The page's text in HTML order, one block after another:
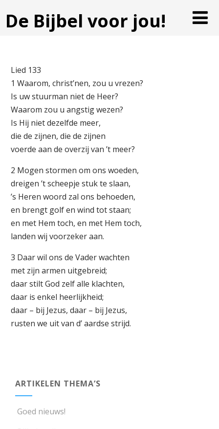
De Bijbel voor jou!
Lied 133
1 Waarom, christ’nen, zou u vrezen?
Is uw stuurman niet de Heer?
Waarom zou u angstig wezen?
Is Hij niet dezelfde meer,
die de zijnen, die de zijnen
voerde aan de overzij van ’t meer?
2 Mogen stormen om ons woeden,
dreigen ’t scheepje stuk te slaan,
’s Heren woord zal ons behoeden,
en brengt golf en wind tot staan;
en met Hem toch, en met Hem toch,
landen wij voorzeker aan.
3 Daar wil ons de Vader wachten
met zijn armen uitgebreid;
daar stilt God zelf alle klachten,
daar is enkel heerlijkheid;
daar – bij Jezus, daar – bij Jezus,
rusten we uit van d’ aardse strijd.
ARTIKELEN THEMA’S
Goed nieuws!